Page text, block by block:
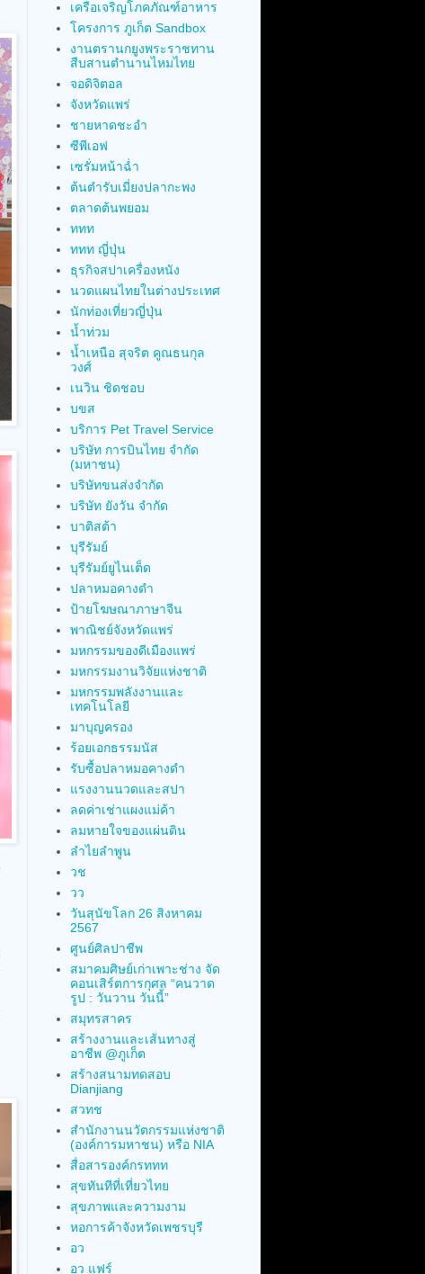
เครือเจริญโภคภัณฑ์อาหาร
โครงการ ภูเก็ต Sandbox
งานตรานกยูงพระราชทาน
สืบสานตำนานไหมไทย
จอดิจิตอล
จังหวัดแพร่
ชายหาดชะอำ
ซีพีเอฟ
เซรั่มหน้าฉ่ำ
ต้นตำรับเมี่ยงปลากะพง
ตลาดต้นพยอม
ททท
ททท ญี่ปุ่น
ธุรกิจสปาเครื่องหนัง
นวดแผนไทยในต่างประเทศ
นักท่องเที่ยวญี่ปุ่น
น้ำท่วม
น้ำเหนือ สุจริต คูณธนกุล
วงศ์
เนวิน ชิดชอบ
บขส
บริการ Pet Travel Service
บริษัท การบินไทย จำกัด
(มหาชน)
บริษัทขนส่งจำกัด
บริษัท ยังวัน จำกัด
บาติสต้า
บุรีรัมย์
บุรีรัมย์ยูไนเต็ด
ปลาหมอคางดำ
ป้ายโฆษณาภาษาจีน
พาณิชย์จังหวัดแพร่
มหกรรมของดีเมืองแพร่
มหกรรมงานวิจัยแห่งชาติ
มหกรรมพลังงานและ
เทคโนโลยี
มาบุญครอง
ร้อยเอกธรรมนัส
รับซื้อปลาหมอคางดำ
แรงงานนวดและสปา
ลดค่าเช่าแผงแม่ค้า
ลมหายใจของแผ่นดิน
ลำไยลำพูน
วช
วว
วันสุนัขโลก 26 สิงหาคม
2567
ศูนย์ศิลปาชีพ
สมาคมศิษย์เก่าเพาะช่าง จัด
คอนเสิร์ตการกุศล “คนวาด
รูป : วันวาน วันนี้”
สมุทรสาคร
สร้างงานและเส้นทางสู่
อาชีพ @ภูเก็ต
สร้างสนามทดสอบ
Dianjiang
สวทช
สำนักงานนวัตกรรมแห่งชาติ
(องค์การมหาชน) หรือ NIA
สื่อสารองค์กรททท
สุขทันทีที่เที่ยวไทย
สุขภาพและความงาม
หอการค้าจังหวัดเพชรบุรี
อว
อว แฟร์